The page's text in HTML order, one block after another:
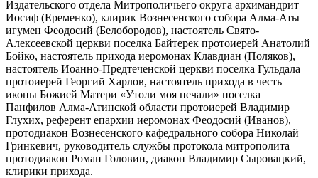
Издательского отдела Митрополичьего округа архимандрит
Иосиф (Еременко), клирик Вознесенского собора Алма-Аты
игумен Феодосий (Белобородов), настоятель Свято-
Алексеевской церкви поселка Байтерек протоиерей Анатолий
Бойко, настоятель прихода иеромонах Клавдиан (Поляков),
настоятель Иоанно-Предтеченской церкви поселка Гульдала
протоиерей Георгий Харлов, настоятель прихода в честь
иконы Божией Матери «Утоли моя печали» поселка
Панфилов Алма-Атинской области протоиерей Владимир
Глухих, референт епархии иеромонах Феодосий (Иванов),
протодиакон Вознесенского кафедрального собора Николай
Гринкевич, руководитель службы протокола митрополита
протодиакон Роман Головин, диакон Владимир Сыровацкий,
клирики прихода.